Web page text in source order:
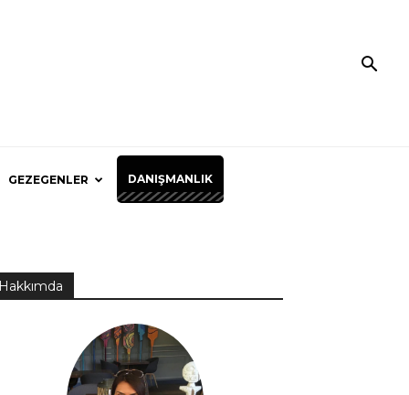
GEZEGENLER DANIŞMANLIK
Hakkımda